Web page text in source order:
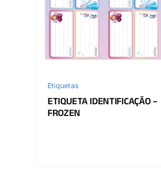
Etiquetas
ETIQUETA IDENTIFICAÇÃO –
FROZEN